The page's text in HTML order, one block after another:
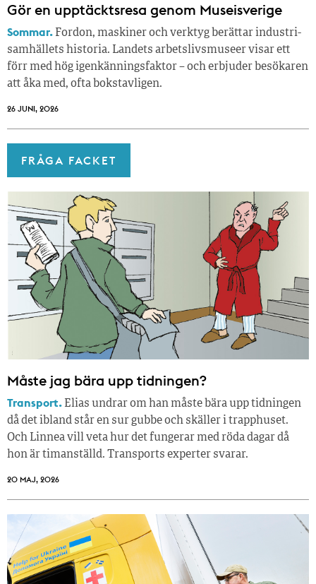
Gör en upptäcktsresa genom Museisverige
Sommar. Fordon, maskiner och verktyg berättar industri­
samhällets historia. Landets arbetslivsmuseer visar ett
förr med hög igenkänningsfaktor – och erbjuder besökaren
att åka med, ofta bokstavligen.
26 JUNI, 2026
FRÅGA FACKET
Måste jag bära upp tidningen?
Transport. Elias undrar om han måste bära upp tidningen
då det ibland står en sur gubbe och skäller i trapphuset.
Och Linnea vill veta hur det fungerar med röda dagar då
hon är timanställd. Transports experter svarar.
20 MAJ, 2026